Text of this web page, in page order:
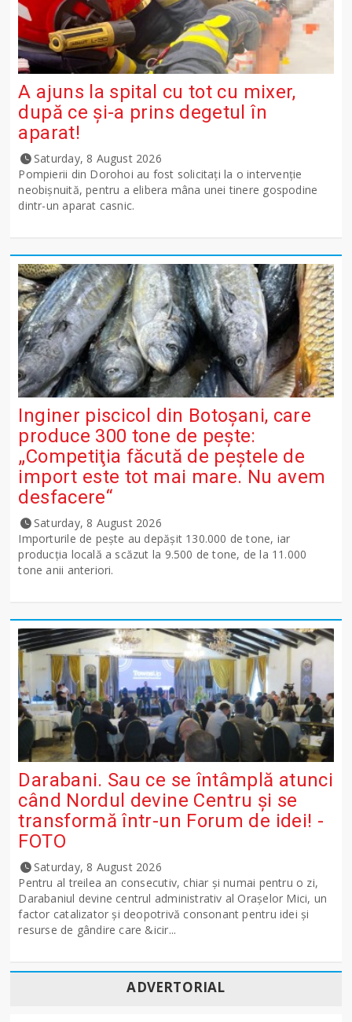
A ajuns la spital cu tot cu mixer,
după ce și-a prins degetul în
aparat!
Saturday, 8 August 2026
Pompierii din Dorohoi au fost solicitați la o intervenție
neobișnuită, pentru a elibera mâna unei tinere gospodine
dintr-un aparat casnic.
Inginer piscicol din Botoşani, care
produce 300 tone de peşte:
„Competiţia făcută de peştele de
import este tot mai mare. Nu avem
desfacere“
Saturday, 8 August 2026
Importurile de peşte au depăşit 130.000 de tone, iar
producţia locală a scăzut la 9.500 de tone, de la 11.000
tone anii anteriori.
Darabani. Sau ce se întâmplă atunci
când Nordul devine Centru și se
transformă într-un Forum de idei! -
FOTO
Saturday, 8 August 2026
Pentru al treilea an consecutiv, chiar și numai pentru o zi,
Darabaniul devine centrul administrativ al Orașelor Mici, un
factor catalizator și deopotrivă consonant pentru idei și
resurse de gândire care &icir...
ADVERTORIAL